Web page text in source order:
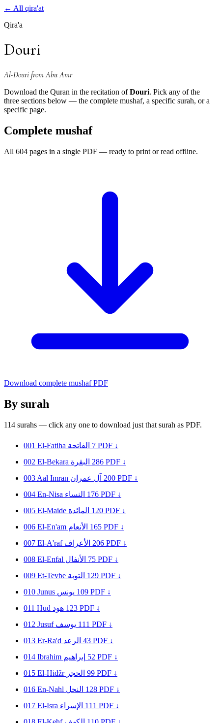
← All qira'at
Qira'a
Douri
Al-Douri from Abu Amr
Download the Quran in the recitation ofDouri. Pick any of the
three sections below — the complete mushaf, a specific surah, or a
specific page.
Complete mushaf
All 604 pages in a single PDF — ready to print or read offline.
Download complete mushaf PDF
By surah
114 surahs — click any one to download just that surah as PDF.
001 El-Fatiha الفاتحة 7 PDF ↓
002 El-Bekara البقرة 286 PDF ↓
003 Aal Imran آل عمران 200 PDF ↓
004 En-Nisa النساء 176 PDF ↓
005 El-Maide المائدة 120 PDF ↓
006 El-En'am الأنعام 165 PDF ↓
007 El-A'raf الأعراف 206 PDF ↓
008 El-Enfal الأنفال 75 PDF ↓
009 Et-Tevbe التوبة 129 PDF ↓
010 Junus يونس 109 PDF ↓
011 Hud هود 123 PDF ↓
012 Jusuf يوسف 111 PDF ↓
013 Er-Ra'd الرعد 43 PDF ↓
014 Ibrahim إبراهيم 52 PDF ↓
015 El-Hidžr الحجر 99 PDF ↓
016 En-Nahl النحل 128 PDF ↓
017 El-Isra الإسراء 111 PDF ↓